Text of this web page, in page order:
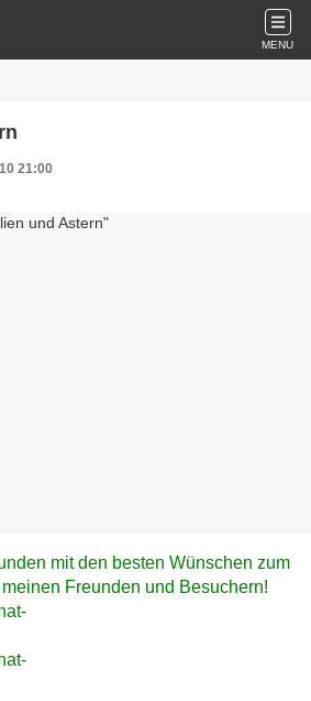
MENU
21:00
mit den besten Wünschen zum
Freunden und Besuchern!